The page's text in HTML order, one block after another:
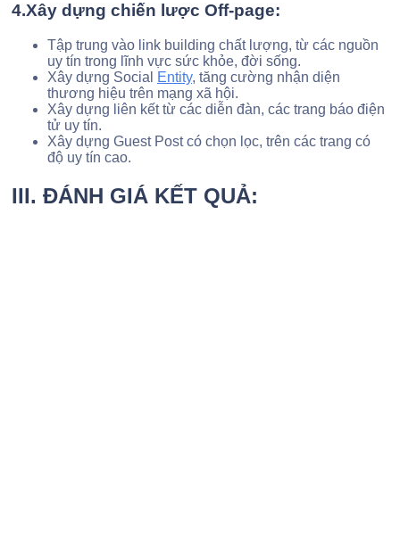
4.Xây dựng chiến lược Off-page:
Tập trung vào link building chất lượng, từ các nguồn
uy tín trong lĩnh vực sức khỏe, đời sống.
Xây dựng Social
Entity, tăng cường nhận diện
thương hiệu trên mạng xã hội.
Xây dựng liên kết từ các diễn đàn, các trang báo điện
tử uy tín.
Xây dựng Guest Post có chọn lọc, trên các trang có
độ uy tín cao.
III. ĐÁNH GIÁ KẾT QUẢ: